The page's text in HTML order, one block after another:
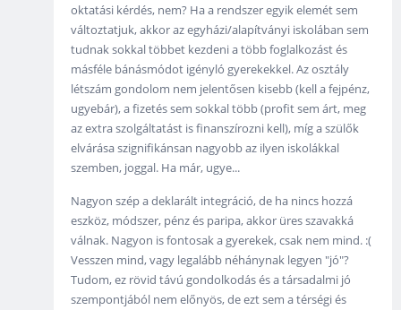
oktatási kérdés, nem? Ha a rendszer egyik elemét sem
változtatjuk, akkor az egyházi/alapítványi iskolában sem
tudnak sokkal többet kezdeni a több foglalkozást és
másféle bánásmódot igényló gyerekekkel. Az osztály
létszám gondolom nem jelentősen kisebb (kell a fejpénz,
ugyebár), a fizetés sem sokkal több (profit sem árt, meg
az extra szolgáltatást is finanszírozni kell), míg a szülők
elvárása szignifikánsan nagyobb az ilyen iskolákkal
szemben, joggal. Ha már, ugye...
Nagyon szép a deklarált integráció, de ha nincs hozzá
eszköz, módszer, pénz és paripa, akkor üres szavakká
válnak. Nagyon is fontosak a gyerekek, csak nem mind. :(
Vesszen mind, vagy legalább néhánynak legyen "jó"?
Tudom, ez rövid távú gondolkodás és a társadalmi jó
szempontjából nem előnyös, de ezt sem a térségi és